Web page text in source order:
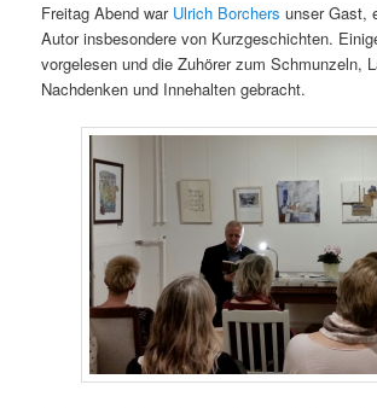
Freitag Abend war Ulrich Borchers unser Gast,
Autor insbesondere von Kurzgeschichten.
vorgelesen und die Zuhörer zum Schmunzeln,
Nachdenken und Innehalten gebracht.